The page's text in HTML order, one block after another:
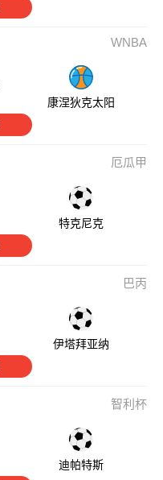
WNBA
康涅狄克太阳
厄瓜甲
特克尼克
巴丙
伊塔拜亚纳
智利杯
迪帕特斯